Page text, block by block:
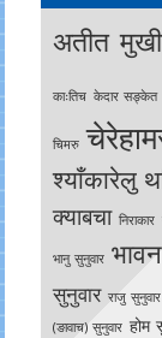
अतीत
काःतिच केदार सङ्केत
चिमरु
श्याँकारेलु
क्याबचा निराकार
भानु सुनुवार
सुनुवार राजु सुनुवार
(ङावाच) सुनुवार होम